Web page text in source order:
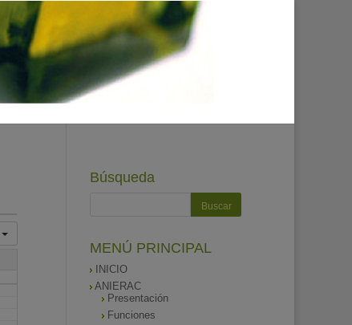
Búsqueda
MENÚ PRINCIPAL
INICIO
ANIERAC
Presentación
Funciones